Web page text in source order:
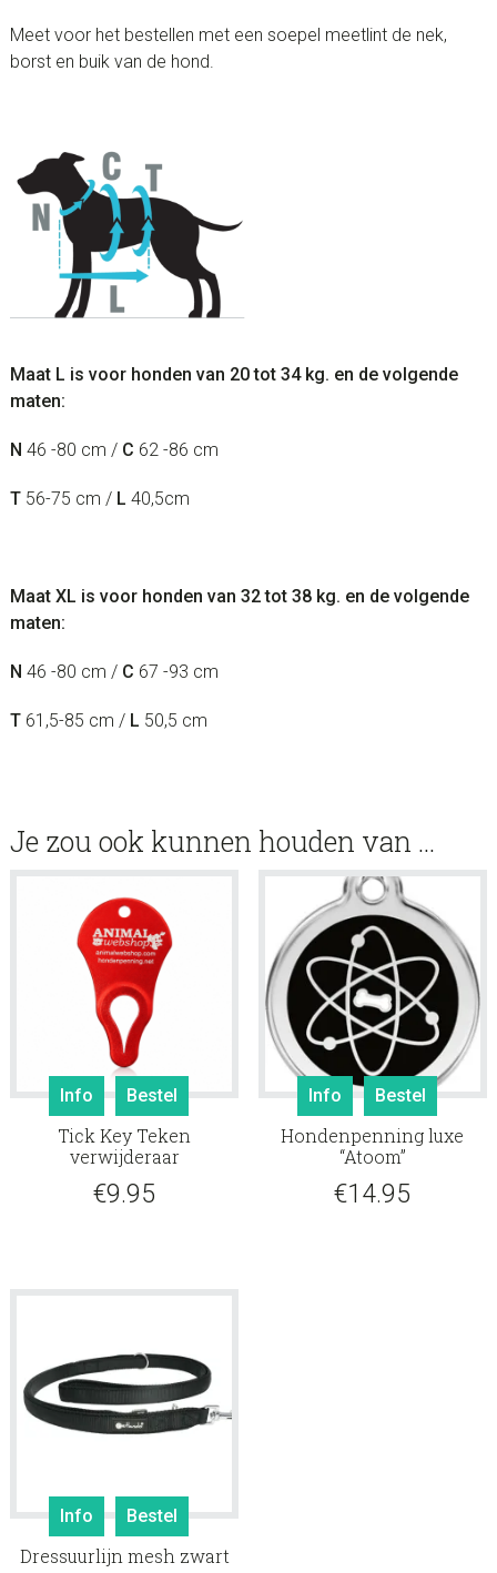
Meet voor het bestellen met een soepel meetlint de nek,
borst en buik van de hond.
Maat L is voor honden van 20 tot 34 kg. en de volgende
maten:
N 46 -80 cm / C 62 -86 cm
T 56-75 cm / L 40,5cm
Maat XL is voor honden van 32 tot 38 kg. en de volgende
maten:
N 46 -80 cm / C 67 -93 cm
T 61,5-85 cm / L 50,5 cm
Je zou ook kunnen houden van …
Info Bestel
Tick Key Teken
verwijderaar
€9.95
Info Bestel
Hondenpenning luxe
“Atoom”
€14.95
Info Bestel
Dit
heeft
Dressuurlijn mesh zwart